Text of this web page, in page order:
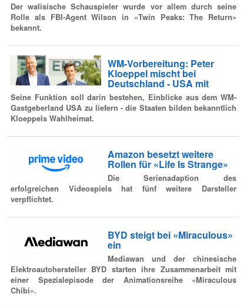
Der walisische Schauspieler wurde vor allem durch seine
Rolle als FBI-Agent Wilson in «Twin Peaks: The Return»
bekannt.
WM-Vorbereitung: Peter
Kloeppel mischt bei
Deutschland - USA mit
Seine Funktion soll darin bestehen, Einblicke aus dem WM-
Gastgeberland USA zu liefern - die Staaten bilden bekanntlich
Kloeppels Wahlheimat.
Amazon besetzt weitere
Rollen für «Life Is Strange»
Die Serienadaption des
erfolgreichen Videospiels hat fünf weitere Darsteller
verpflichtet.
BYD steigt bei «Miraculous»
ein
Mediawan und der chinesische
Elektroautohersteller BYD starten ihre Zusammenarbeit mit
einer Spezialepisode der Animationsreihe «Miraculous
Chibi».